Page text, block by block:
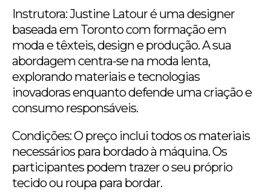
Instrutora: Justine Latour é uma designer
baseada em Toronto com formação em
moda e têxteis, design e produção. A sua
abordagem centra-se na moda lenta,
explorando materiais e tecnologias
inovadoras enquanto defende uma criação e
consumo responsáveis.
Condições: O preço inclui todos os materiais
necessários para bordado à máquina. Os
participantes podem trazer o seu próprio
tecido ou roupa para bordar.